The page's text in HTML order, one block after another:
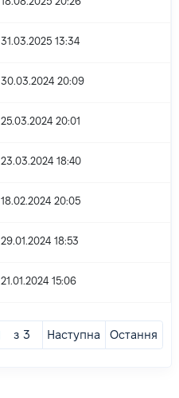
31.03.2025 13:34
30.03.2024 20:09
25.03.2024 20:01
23.03.2024 18:40
18.02.2024 20:05
29.01.2024 18:53
21.01.2024 15:06
з 3 Наступна Остання